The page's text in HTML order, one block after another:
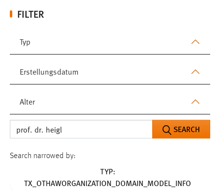
FILTER
Typ
Erstellungsdatum
Alter
SEARCH
Search narrowed by:
TYP:
TX_OTHAWORGANIZATION_DOMAIN_MODEL_INFO